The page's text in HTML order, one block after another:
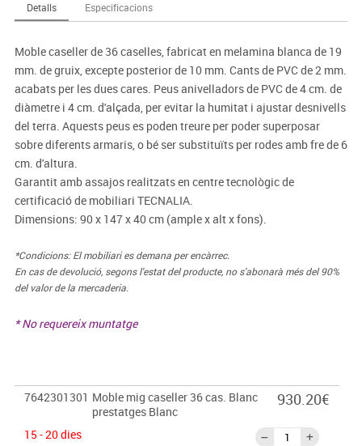
Detalls Especificacions
Moble caseller de 36 caselles, fabricat en melamina blanca de 19
mm. de gruix, excepte posterior de 10 mm. Cants de PVC de 2 mm.
acabats per les dues cares. Peus anivelladors de PVC de 4 cm. de
diàmetre i 4 cm. d'alçada, per evitar la humitat i ajustar desnivells
del terra. Aquests peus es poden treure per poder superposar
sobre diferents armaris, o bé ser substituïts per rodes amb fre de 6
cm. d'altura.
Garantit amb assajos realitzats en centre tecnològic de
certificació de mobiliari TECNALIA.
Dimensions: 90 x 147 x 40 cm (ample x alt x fons).
*Condicions: El mobiliari es demana per encàrrec.
En cas de devolució, segons l'estat del producte, no s'abonarà més del 90%
del valor de la mercaderia.
* No requereix muntatge
7642301301 Moble mig caseller 36 cas. Blanc
prestatges Blanc
15 - 20 dies
930.20€